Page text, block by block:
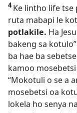
4Ke lintho life tse
ruta mabapi le
potlakile. Ha
bakeng sa kotulo”
ba hae ba
kamoo
“Mokotuli o se a
mosebetsi oa
lokela ho senya